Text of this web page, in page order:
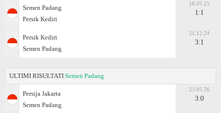
Semen Padang
Persik Kediri
18.05.25
1:1
Persik Kediri
Semen Padang
21.12.24
3:1
ULTIMI RISULTATI Semen Padang
Persija Jakarta
Semen Padang
23.05.26
3:0